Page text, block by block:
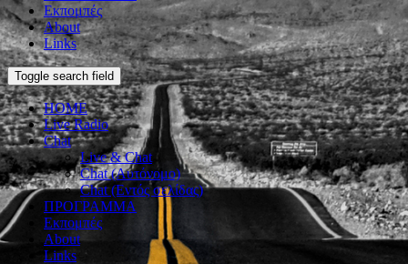
Εκπομπές
About
Links
Toggle search field
HOME
Live Radio
Chat
Live & Chat
Chat (Αυτόνομο)
Chat (Εντός σελίδας)
ΠΡΟΓΡΑΜΜΑ
Εκπομπές
About
Links